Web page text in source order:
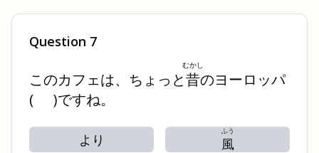
Question 7
このカフェは、ちょっと昔
むかし
のヨーロッパ
(
)ですね。
より 風
ふう